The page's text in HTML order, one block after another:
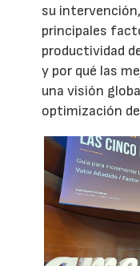
su
principales
productividad
y por qué las
una visión
optimización